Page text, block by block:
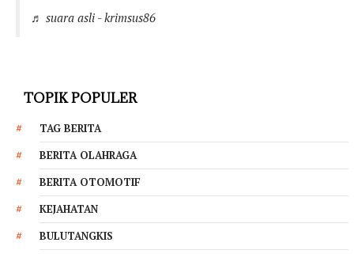
♬ suara asli - krimsus86
TOPIK POPULER
TAG BERITA
BERITA OLAHRAGA
BERITA OTOMOTIF
KEJAHATAN
BULUTANGKIS